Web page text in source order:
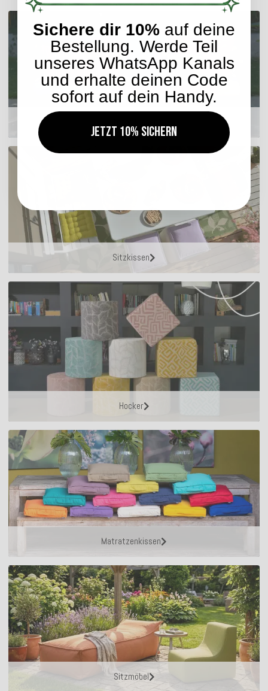
Sitzkissen
Hocker
Matratzenkissen
Sitzmöbel
Sichere dir 10% auf deine
Bestellung. Werde Teil
unseres WhatsApp Kanals
und erhalte deinen Code
sofort auf dein Handy.
Jetzt 10% sichern